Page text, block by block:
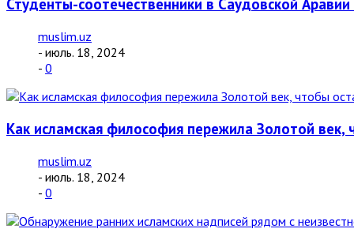
Студенты-соотечественники в Саудовской
muslim.uz
- июль. 18, 2024
- 0
Как исламская философия пережила Золотой век,
muslim.uz
- июль. 18, 2024
- 0